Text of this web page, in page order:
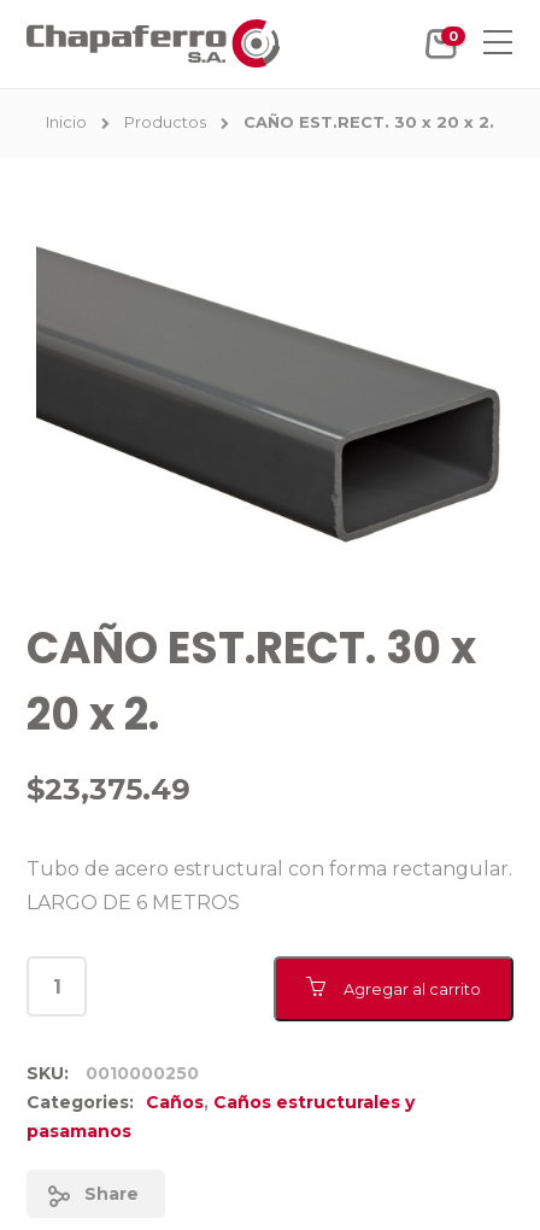
0
Inicio Productos CAÑO EST.RECT. 30 x 20 x 2.
CAÑO EST.RECT. 30 x
20 x 2.
$23,375.49
Tubo de acero estructural con forma rectangular.
LARGO DE 6 METROS
Agregar al carrito
SKU:
0010000250
Categories:
Caños, Caños estructurales y
pasamanos
Share